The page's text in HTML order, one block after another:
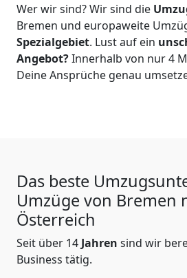
Wer wir sind? Wir sind die
Bremen und europaweite
Spezialgebiet. Lust auf ein
Angebot?Innerhalb von nur4
Deine Ansprüche genau
Das beste
Umzüge von Bremen
Österreich
Seit über 14 Jahren sind wir
Business tätig.